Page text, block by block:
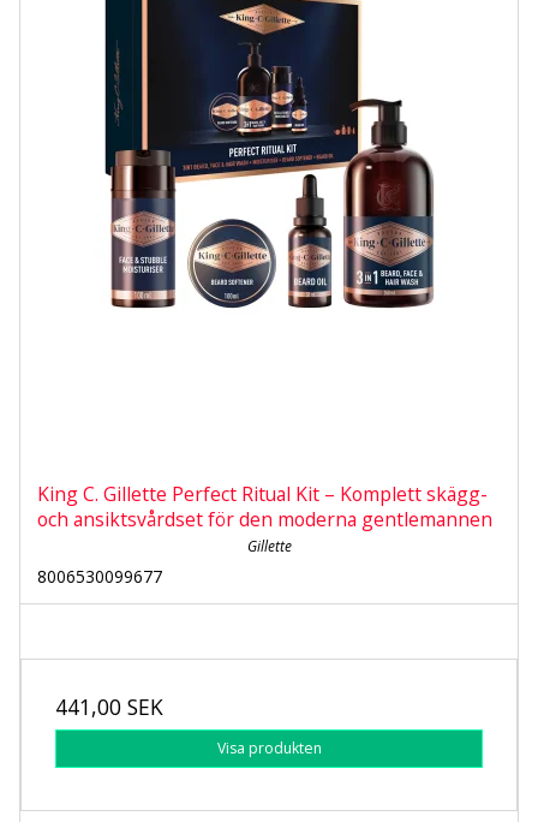
King C. Gillette Perfect Ritual Kit – Komplett skägg-
och ansiktsvårdset för den moderna gentlemannen
Gillette
8006530099677
441,00 SEK
Visa produkten